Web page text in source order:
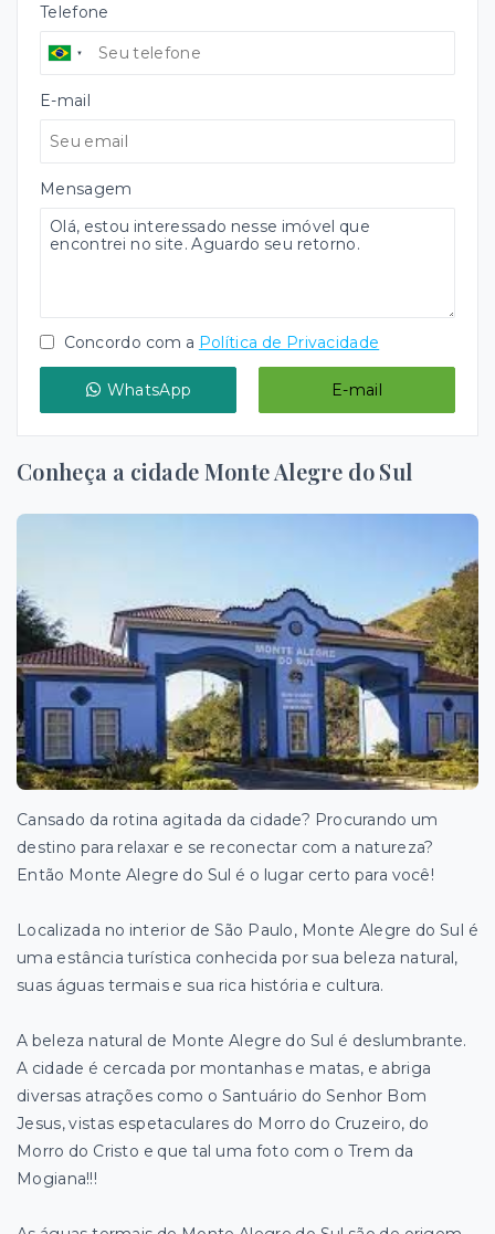
Telefone
E-mail
Mensagem
Concordo com a Política de Privacidade
WhatsApp E-mail
Conheça a cidade Monte Alegre do Sul
Cansado da rotina agitada da cidade? Procurando um
destino para relaxar e se reconectar com a natureza?
Então Monte Alegre do Sul é o lugar certo para você!
Localizada no interior de São Paulo, Monte Alegre do Sul é
uma estância turística conhecida por sua beleza natural,
suas águas termais e sua rica história e cultura.
A beleza natural de Monte Alegre do Sul é deslumbrante.
A cidade é cercada por montanhas e matas, e abriga
diversas atrações como o Santuário do Senhor Bom
Jesus, vistas espetaculares do Morro do Cruzeiro, do
Morro do Cristo e que tal uma foto com o Trem da
Mogiana!!!